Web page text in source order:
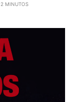
2 MINUTOS